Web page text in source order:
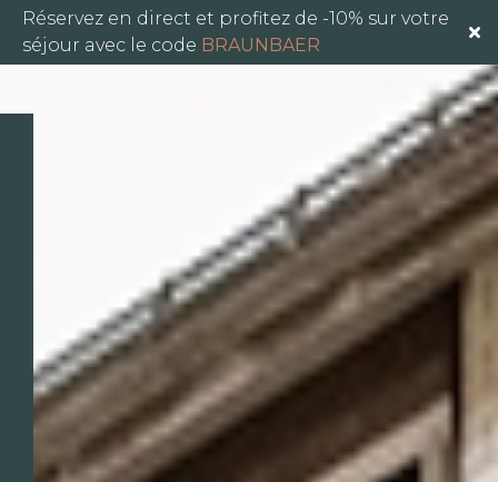
Réservez en direct et profitez de -10% sur votre
séjour avec le code BRAUNBAER
L'Hôtel